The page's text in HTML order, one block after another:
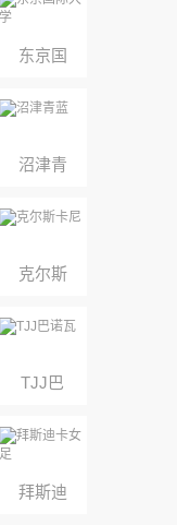
东京国
际大学
沼津青
蓝
克尔斯
卡尼
TJJ巴
诺瓦
拜斯迪